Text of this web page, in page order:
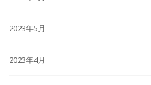
2023年5月
2023年4月